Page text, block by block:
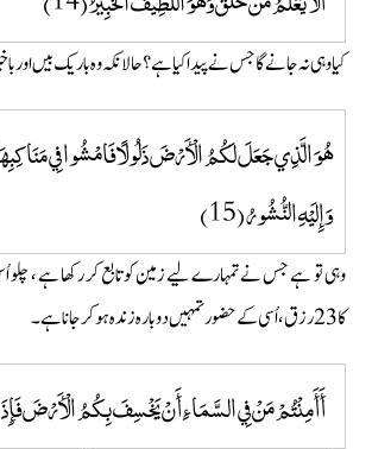
کیا وہی نہ جانے گا جس نے پیدا کیا ہے؟ حالانکہ وہ باریک بیں اور
هُوَ الَّذِي جَعَلَ لَكُمُ الْأَرْضَ ذَلُولًا فَامْشُوا فِي
وَإِلَيْهِ النُّشُورُ (15)
وہی تو ہے جس نے تمہارے لیے زمین کو تابع کر رکھا ہے ، چلو اُس
کا23 رزق، اُسی کے حضور تمہیں دوبارہ زندہ ہو کر جانا ہے۔
أَأَمِنْتُمْ مَنْ فِي السَّمَاءِ أَنْ يَخْسِفَ بِكُمُ الْأَرْضَ فَإِذَا